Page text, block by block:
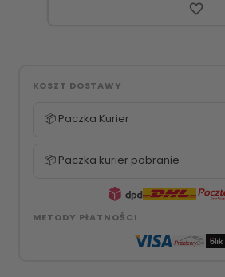
favorite_border
KOSZT DOSTAWY
📦 Paczka Kurier
📦 Paczka kurier pobranie
METODY PŁATNOŚCI